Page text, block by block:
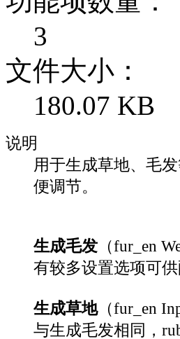
3
文件大小：
180.07 KB
说明
用于生成草地、毛
便调节。
生成毛发 （fur_en
有较多设置选项可供
生成草地（fur_en
与生成毛发相同，